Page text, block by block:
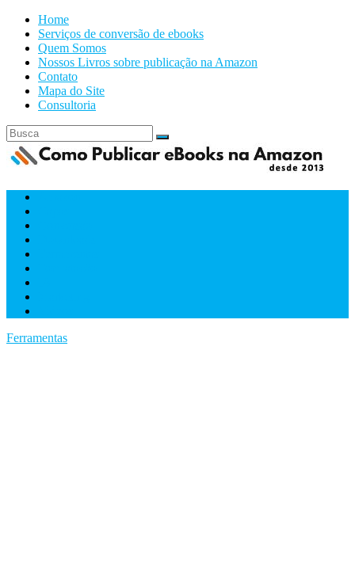
Home
Serviços de conversão de ebooks
Quem Somos
Nossos Livros sobre publicação na Amazon
Contato
Mapa do Site
Consultoria
Ferramentas